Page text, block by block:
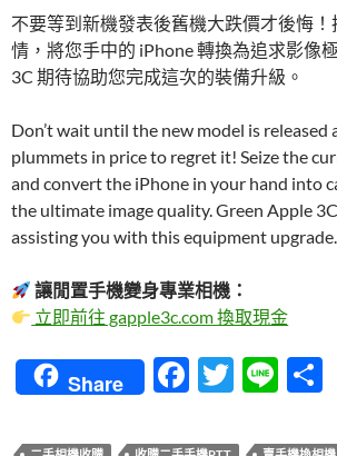
不要等到新機發表後舊機大跌價才後悔
情，將您手中的 iPhone 轉換為追求影像
3C 期待協助您完成這次的裝備升級。
Don’t wait until the new model is released
plummets in price to regret it! Seize the
and convert the iPhone in your hand into
the ultimate image quality. Green Apple
assisting you with this equipment upgrade.
讓閒置手機變身專業相機：
立即前往 gapple3c.com 換取現金
Share
F
e
T
itt
Li
e